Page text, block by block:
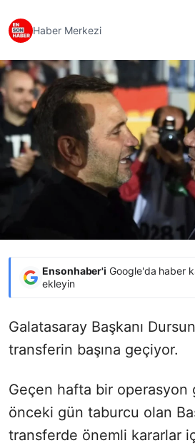
Haber Merkezi
Ensonhaber'i Google'da haber
ekleyin
Galatasaray Başkanı
transferin başına geçiyor.
Geçen hafta bir operasyon
önceki gün taburcu olan
transferde önemli kararlar